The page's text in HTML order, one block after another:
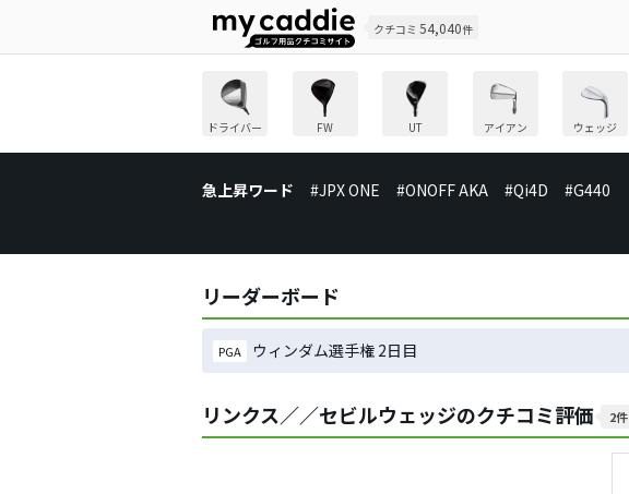
クチコミ 54,040件
ドライバー FW UT アイアン ウェッジ
急上昇ワード #JPX ONE #ONOFF AKA #Qi4D #G440
リーダーボード
PGA ウィンダム選手権 2日目
リンクス／／セビルウェッジのクチコミ評価 2件